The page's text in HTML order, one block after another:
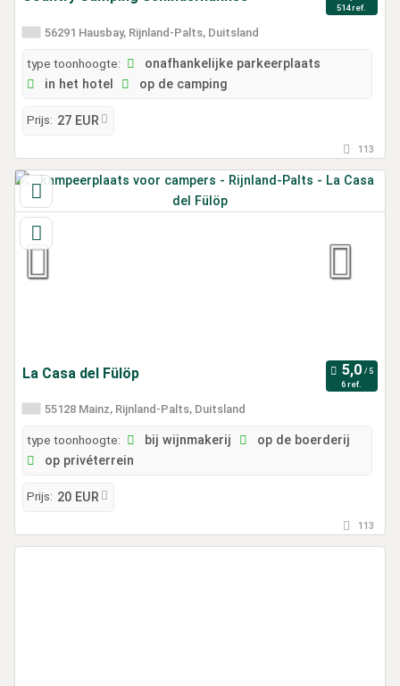
514 ref.
56291 Hausbay, Rijnland-Palts, Duitsland
type toonhoogte:
onafhankelijke parkeerplaats
in het hotel
op de camping
Prijs: 27 EUR
113
La Casa del Fülöp
6 ref.
55128 Mainz, Rijnland-Palts, Duitsland
type toonhoogte: bij wijnmakerij
op de boerderij
op privéterrein
Prijs: 20 EUR
113